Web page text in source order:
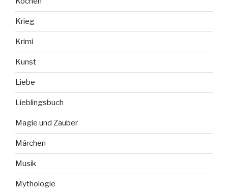
Krieg
Krimi
Kunst
Liebe
Lieblingsbuch
Magie und Zauber
Märchen
Musik
Mythologie